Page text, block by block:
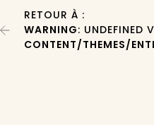
RETOUR À :
WARNING: UNDEFINED
CONTENT/THEMES/